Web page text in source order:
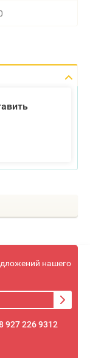
нашего
927 226 9312